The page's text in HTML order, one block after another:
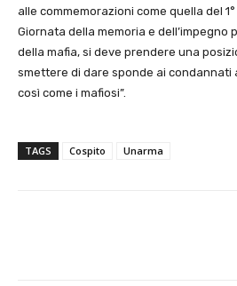
alle commemorazioni come quella del
Giornata della memoria e dell’impegno
della mafia, si deve prendere una
smettere di dare sponde ai condannati
così come i mafiosi”.
TAGS Cospito Unarma